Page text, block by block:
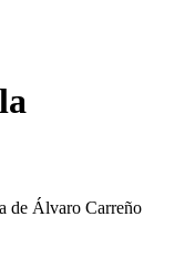
de Álvaro Carreño